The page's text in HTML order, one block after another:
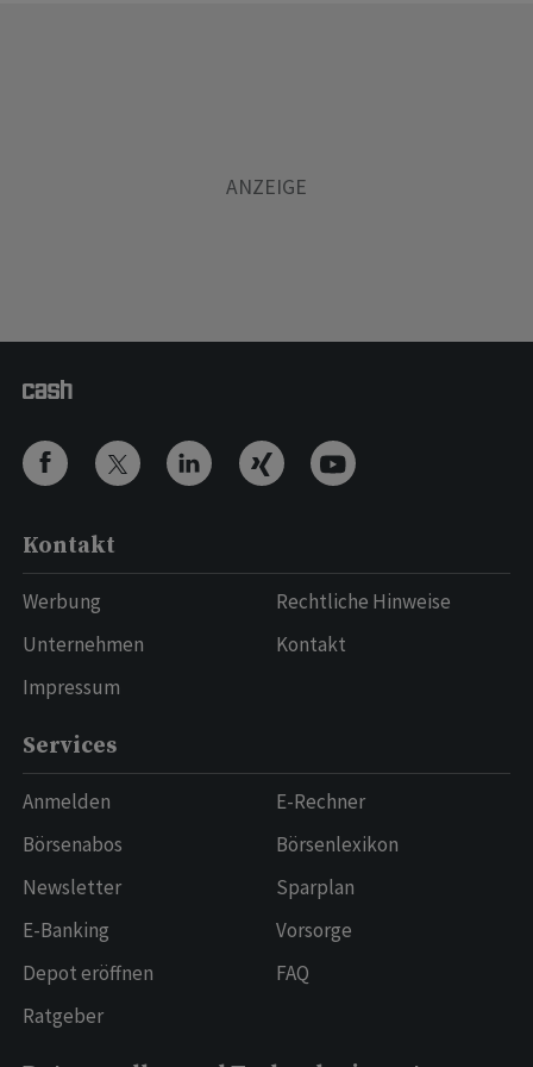
Kontakt
Werbung
Unternehmen
Impressum
Rechtliche Hinweise
Kontakt
Services
Anmelden
Börsenabos
Newsletter
E-Banking
Depot eröffnen
Ratgeber
E-Rechner
Börsenlexikon
Sparplan
Vorsorge
FAQ